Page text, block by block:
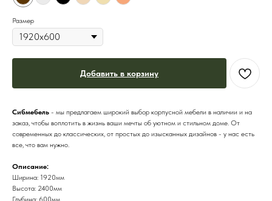
Размер
Добавить в корзину
Сибмебель - мы предлагаем широкий выбор корпусной мебели в наличии и на
заказ, чтобы воплотить в жизнь ваши мечты об уютном и стильном доме. От
современных до классических, от простых до изысканных дизайнов - у нас есть
все, что вам нужно.
Описание:
Ширина: 1920мм
Высота: 2400мм
Глубина: 600мм